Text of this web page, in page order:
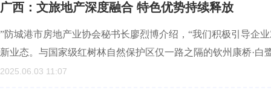
广西：文旅地产深度融合 特色优势持续释放
”防城港市房地产业协会秘书长廖烈博介绍，“我们积极引导企
新业态。与国家级红树林自然保护区仅一路之隔的钦州康桥·
2025.06.03 11:07